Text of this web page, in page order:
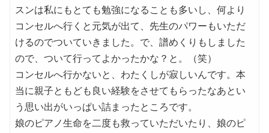
スンは私にもとても勉強になることも多いし、何より
コンセルへ行くと元気が出て、先生のパワーもいただ
けるのでついていきました。で、譜めくりもしました
ので、ついて行ってよかったかな？と。（笑）
コンセルへ行かないと、わたくしが寂しいんです。本
当に親子ともども良い経験をさせてもらったなあとい
う思い出がいっぱい詰まったところです。
娘のピアノ生命を二度も救っていただいたり、娘のピ